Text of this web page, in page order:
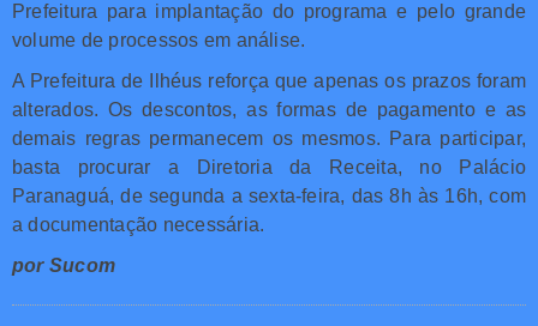
Prefeitura para implantação do programa e pelo grande
volume de processos em análise.
A Prefeitura de Ilhéus reforça que apenas os prazos foram
alterados. Os descontos, as formas de pagamento e as
demais regras permanecem os mesmos. Para participar,
basta procurar a Diretoria da Receita, no Palácio
Paranaguá, de segunda a sexta-feira, das 8h às 16h, com
a documentação necessária.
por Sucom